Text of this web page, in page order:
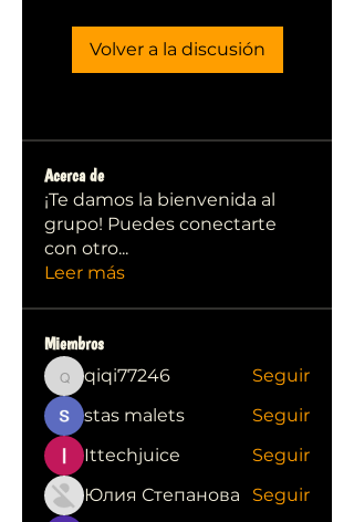
Volver a la discusión
Acerca de
¡Te damos la bienvenida al
grupo! Puedes conectarte
con otro...
Leer más
Miembros
qiqi77246
qiqi77246
Seguir
stas malets
Seguir
Ittechjuice
Seguir
Юлия Степанова
Seguir